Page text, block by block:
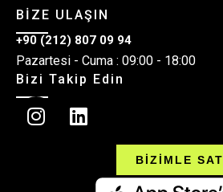
BİZE ULAŞIN
+90 (212) 807 09 94
Pazartesi - Cuma : 09:00 - 18:00
Bizi Takip Edin
BİZİMLE SAT